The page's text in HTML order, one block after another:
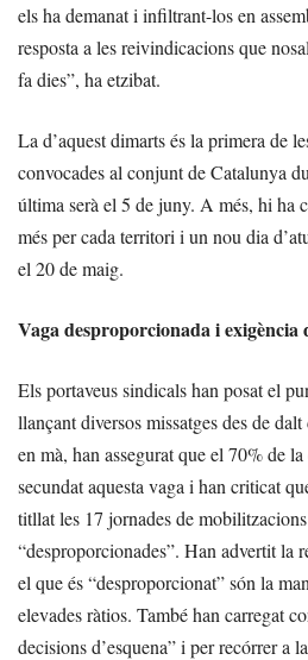
els ha demanat i infiltrant-los en
resposta a les reivindicacions que
fa dies”, ha etzibat.
La d’aquest dimarts és la primera de
convocades al conjunt de Catalunya
última serà el 5 de juny. A més, hi ha
més per cada territori i un nou dia
el 20 de maig.
Vaga desproporcionada i exigència
Els portaveus sindicals han posat el
llançant diversos missatges des de
en mà, han assegurat que el 70% de
secundat aquesta vaga i han criticat
titllat les 17 jornades de
“desproporcionades”. Han advertit la
el que és “desproporcionat” són la
elevades ràtios. També han carregat
decisions d’esquena” i per recórrer a